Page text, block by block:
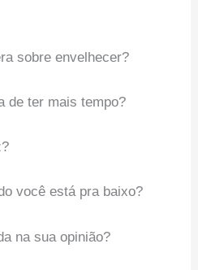
sobre envelhecer?
de ter mais tempo?
você está pra baixo?
na sua opinião?